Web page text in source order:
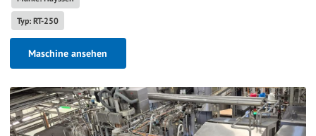
Typ: RT-250
Maschine ansehen